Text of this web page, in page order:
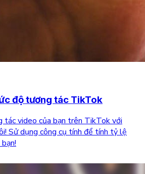
độ tương tác TikTok
video của bạn trên TikTok với
Sử dụng công cụ tính để tính tỷ lệ